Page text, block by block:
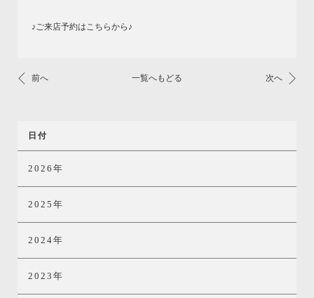
♪ご来店予約はこちらから♪
前へ 一覧へもどる 次へ
日付
2026年
2025年
2024年
2023年